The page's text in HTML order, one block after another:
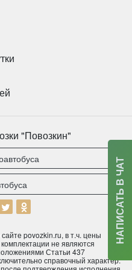
мест:22
руб/час
31 место
"Повозкин"
povozkin.ru, в т.ч. цены
не являются
Статьи 437
справочный характер.
НАПИСАТЬ В ЧАТ